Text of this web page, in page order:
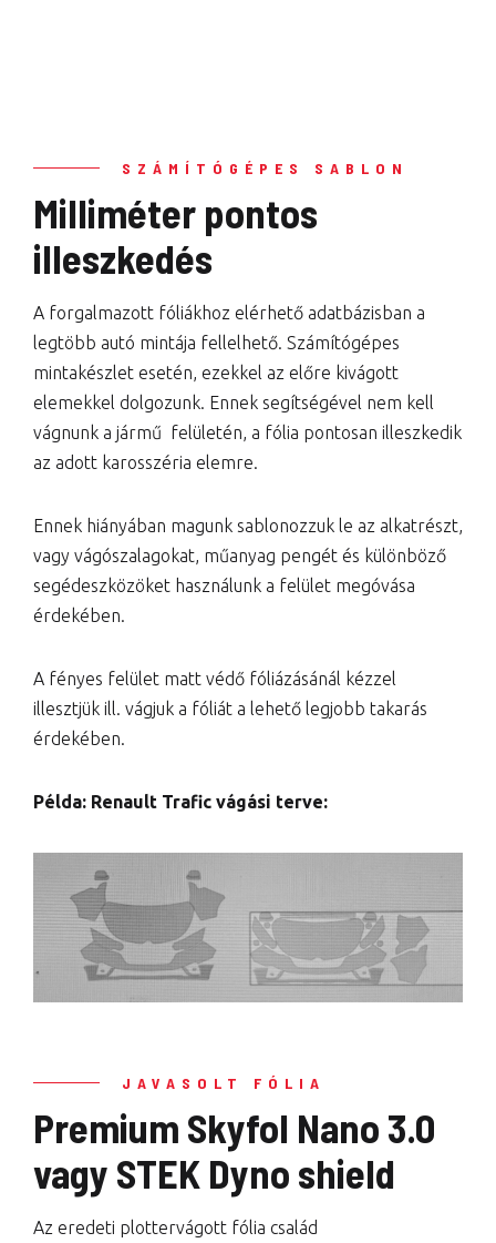
SZÁMÍTÓGÉPES SABLON
Milliméter pontos
illeszkedés
A forgalmazott fóliákhoz elérhető adatbázisban a
legtöbb autó mintája fellelhető. Számítógépes
mintakészlet esetén, ezekkel az előre kivágott
elemekkel dolgozunk. Ennek segítségével nem kell
vágnunk a jármű felületén, a fólia pontosan illeszkedik
az adott karosszéria elemre.
Ennek hiányában magunk sablonozzuk le az alkatrészt,
vagy vágószalagokat, műanyag pengét és különböző
segédeszközöket használunk a felület megóvása
érdekében.
A fényes felület matt védő fóliázásánál kézzel
illesztjük ill. vágjuk a fóliát a lehető legjobb takarás
érdekében.
Példa: Renault Trafic vágási terve:
JAVASOLT FÓLIA
Premium Skyfol Nano 3.0
vagy STEK Dyno shield
Az eredeti plottervágott fólia család